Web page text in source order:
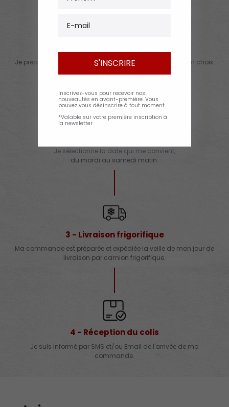
Je prépare et valide mon panier avec les produits de mon choix.
Je sélectionne la date qui me convient,
du mardi au samedi matin.
3 - Livraison frigorifique
Ma commande est préparée et expédiée la veille de mon jour de
livraison par camion frigorifique.
4 - Réception du colis
Je suis informé par SMS et/ou Email de l'arrivée de ma
commande.
S'INSCRIRE
Inscrivez-vous pour recevoir nos
nouveautés en avant-première. Vous
pouvez vous désinscrire à tout moment.
*Valable sur votre première inscription à
la newsletter.